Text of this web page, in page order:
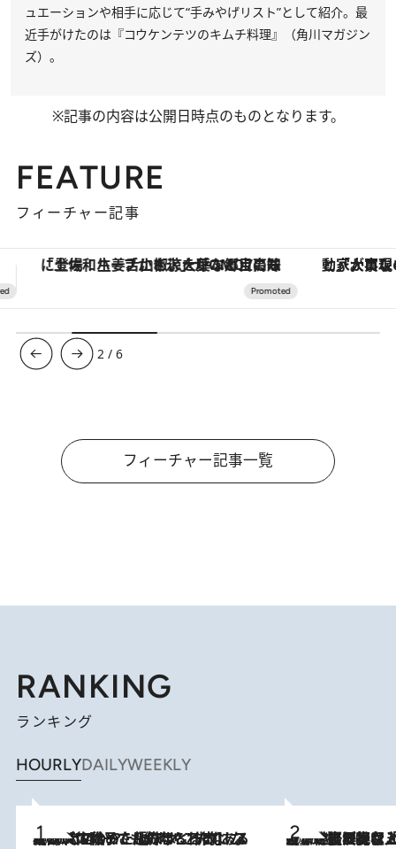
ュエーションや相手に応じて“手みやげリスト”として紹介。最
近手がけたのは『コウケンテツのキムチ料理』（角川マガジン
ズ）。
※記事の内容は公開日時点のものとなります。
FEATURE
フィーチャー記事
「大事なのは地域の意識を変えること」。ロレックス賞受賞の自然保護活動家が実現させたナイジェリアの自然環境の復活 【銀座で出合う最旬美容】美髪ケアや上質
3 /6
フィーチャー記事一覧
RANKING
ランキング
HOURLYDAILYWEEKLY
2026.8.5
【阿川佐和子さんの年とる力】なぜ70代で始めた趣味は“こんなに楽しい”のか？ ピアノ、俳句…スランプに陥っても続けられる“ある秘訣”とは 2026.8.5
【なぜ吉沢亮は「気配を消せる」のか？】興行収入208億の『国宝』を経て挑むミュージカル『ディア・エヴァン・ハンセン』。トップ俳優が舞台上でさらけ出した“孤独”とは